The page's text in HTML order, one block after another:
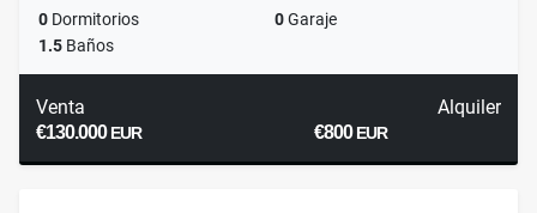
0 Dormitorios 0Garaje
1.5 Baños
Venta
€130.000EUR
Alquiler
€800EUR